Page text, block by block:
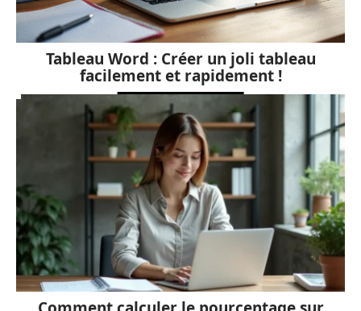
Tableau Word : Créer un joli tableau
facilement et rapidement !